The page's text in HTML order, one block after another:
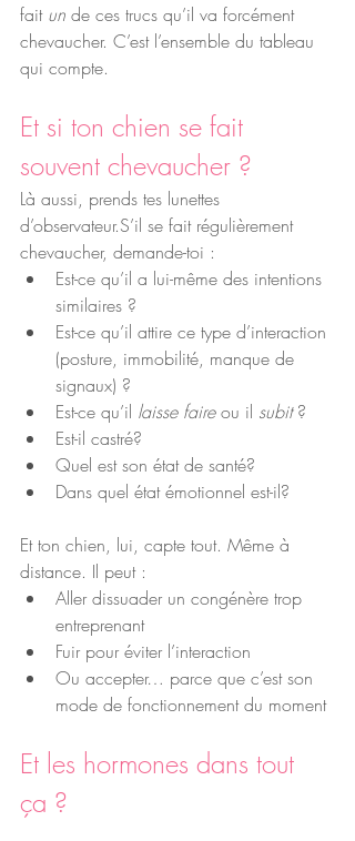
fait un de ces trucs qu’il va forcément
chevaucher. C’est l’ensemble du tableau
qui compte.
Et si ton chien se fait
souvent chevaucher ?
Là aussi, prends tes lunettes
d’observateur.S’il se fait régulièrement
chevaucher, demande-toi :
Est-ce qu’il a lui-même des intentions
similaires ?
Est-ce qu’il attire ce type d’interaction
(posture, immobilité, manque de
signaux) ?
Est-ce qu’il laisse faire ou il subit ?
Est-il castré?
Quel est son état de santé?
Dans quel état émotionnel est-il?
Et ton chien, lui, capte tout. Même à
distance. Il peut :
Aller dissuader un congénère trop
entreprenant
Fuir pour éviter l’interaction
Ou accepter… parce que c’est son
mode de fonctionnement du moment
Et les hormones dans tout
ça ?